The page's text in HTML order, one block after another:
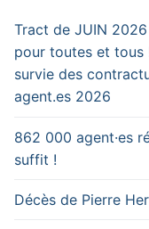
Tract de JUIN
pour toutes et tous
survie des
agent.es 2026
862 000 agent·es
suffit !
Décès de Pierre